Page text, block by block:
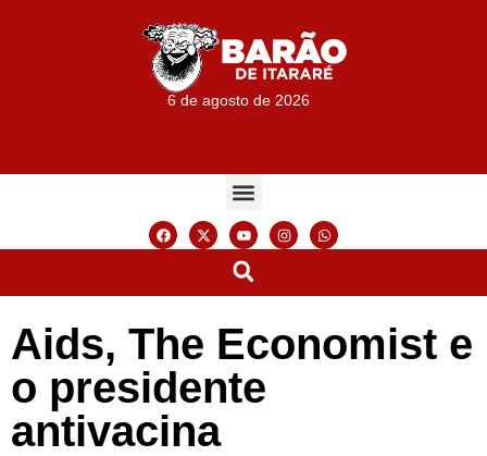
6 de agosto de 2026
Aids, The Economist e
o presidente
antivacina